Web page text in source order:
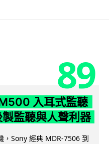
89
入耳式監聽
監聽與人聲利器
，Sony 經典 MDR-7506 到